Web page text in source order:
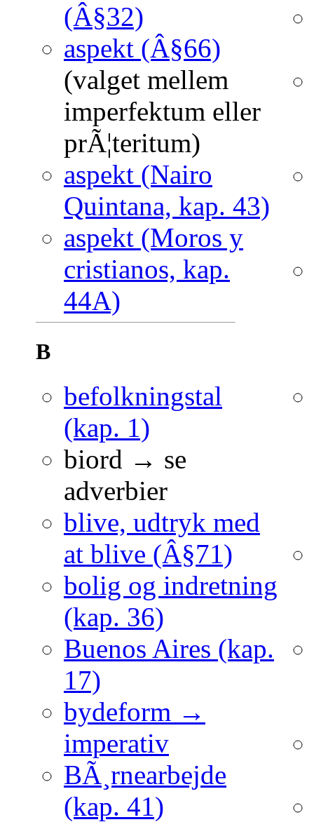
(Â§32)
aspekt (Â§66)
(valget mellem
imperfektum eller
prÃ¦teritum)
aspekt (Nairo
Quintana, kap. 43)
aspekt (Moros y
cristianos, kap.
44A)
B
befolkningstal
(kap. 1)
biord → se
adverbier
blive, udtryk med
at blive (Â§71)
bolig og indretning
(kap. 36)
Buenos Aires (kap.
17)
bydeform →
imperativ
BÃ¸rnearbejde
(kap. 41)